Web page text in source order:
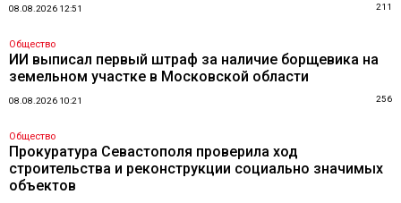
08.08.2026 12:51 211
Общество
ИИ выписал первый штраф за наличие борщевика на
земельном участке в Московской области
08.08.2026 10:21 256
Общество
Прокуратура Севастополя проверила ход
строительства и реконструкции социально значимых
объектов